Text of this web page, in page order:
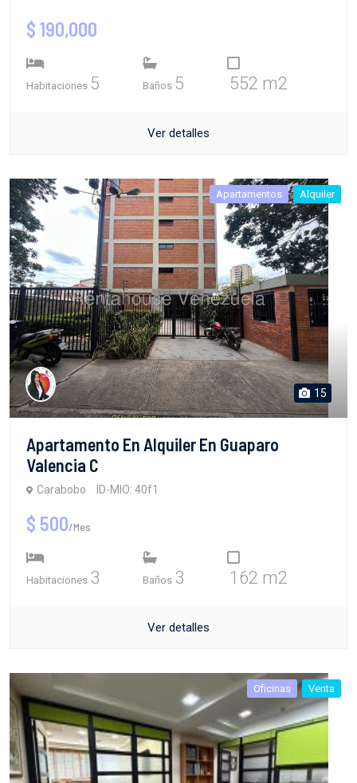
$ 190,000
Habitaciones 5 Baños 5 552 m2
Ver detalles
Apartamentos Alquiler
15
Apartamento En Alquiler En Guaparo
Valencia C
Carabobo ID-MIO: 40f1
$ 500/Mes
Habitaciones 3 Baños 3 162 m2
Ver detalles
Oficinas Venta